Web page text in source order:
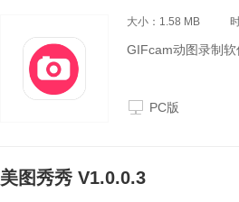
大小：1.58 MB
GIFcam动图录制
PC版
美图秀秀 V1.0.0.3